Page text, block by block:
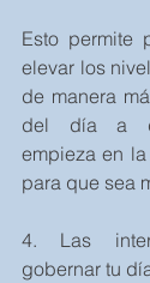
Esto permite
elevar los
de manera
del día a
empieza en
para que sea
4. Las
gobernar tu